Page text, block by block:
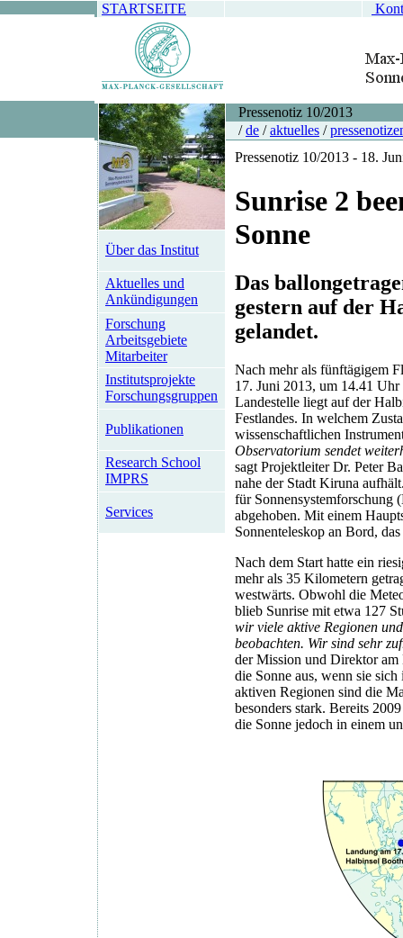
STARTSEITE
Über das Institut
Aktuelles und
Ankündigungen
Forschung
Arbeitsgebiete
Mitarbeiter
Institutsprojekte
Forschungsgruppen
Publikationen
Research School
IMPRS
Services
Pressenotiz 10/2013
/de /aktuelles /
Pressenotiz 10/2013 - 18.
Sunrise 2
Sonne
Das
gestern auf der
gelandet.
Nach mehr als fünftägigem
17. Juni 2013, um 14.41
Landestelle liegt auf der
Festlandes. In welchem
wissenschaftlichen
Observatorium sendet
sagt Projektleiter Dr. Peter
nahe der Stadt Kiruna
für Sonnensystemforschung
abgehoben. Mit einem
Sonnenteleskop an Bord,
Nach dem Start hatte ein
mehr als 35 Kilometern
westwärts. Obwohl die
blieb Sunrise mit etwa 127
wir viele aktive Regionen
beobachten. Wir sind sehr
der Mission und Direktor am
die Sonne aus, wenn sie
aktiven Regionen sind die
besonders stark. Bereits
die Sonne jedoch in einem